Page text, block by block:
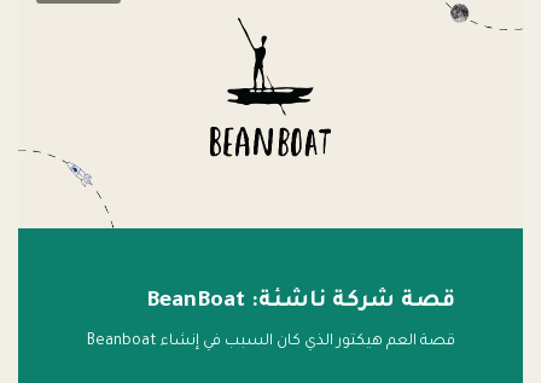
قصة شركة ناشئة: BeanBoat
قصة العم هيكتور الذي كان السبب في إنشاء Beanboat